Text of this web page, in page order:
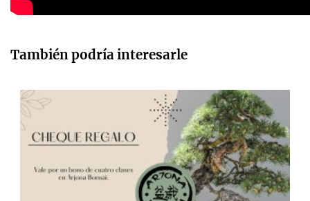
También podría interesarle